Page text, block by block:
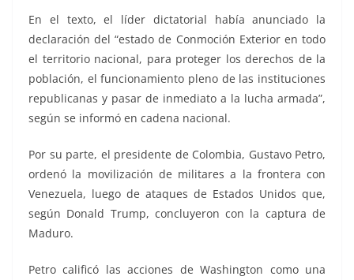
En el texto, el líder dictatorial había anunciado la
declaración del “estado de Conmoción Exterior en todo
el territorio nacional, para proteger los derechos de la
población, el funcionamiento pleno de las instituciones
republicanas y pasar de inmediato a la lucha armada”,
según se informó en cadena nacional.
Por su parte, el presidente de Colombia, Gustavo Petro,
ordenó la movilización de militares a la frontera con
Venezuela, luego de ataques de Estados Unidos que,
según Donald Trump, concluyeron con la captura de
Maduro.
Petro calificó las acciones de Washington como una